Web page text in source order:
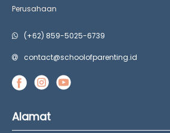
Perusahaan
(+62) 859-5025-6739
contact@schoolofparenting.id
Alamat